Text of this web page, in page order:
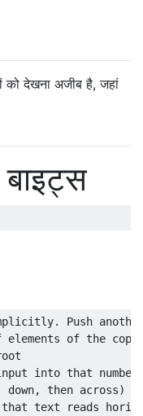
को देखना अजीब है, जहां
Push
of the copy
into that
down, then across)